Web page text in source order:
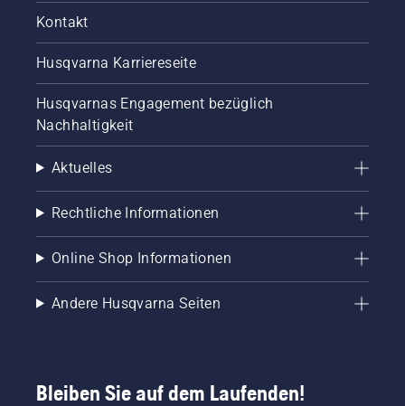
Kontakt
Husqvarna Karriereseite
Husqvarnas Engagement bezüglich
Nachhaltigkeit
Aktuelles
Rechtliche Informationen
Online Shop Informationen
Andere Husqvarna Seiten
Bleiben Sie auf dem Laufenden!